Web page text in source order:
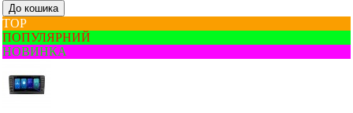
До кошика
ТОР
ПОПУЛЯРНИЙ
НОВИНКА